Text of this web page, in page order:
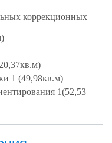
коррекционных
1 (49,98кв.м)
1(52,53